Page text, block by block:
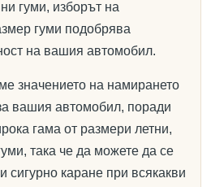
гуми, изборът на
гуми подобрява
на вашия автомобил.
значението на намирането
вашия автомобил, поради
гама от размери летни,
така че да можете да се
сигурно каране при всякакви